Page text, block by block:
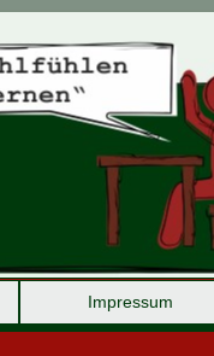
Impressum